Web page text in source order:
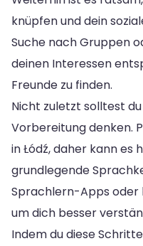
knüpfen und dein
Suche nach Gruppen
deinen Interessen
Freunde zu finden.
Nicht zuletzt solltest
Vorbereitung denken.
in Łódź, daher kann es
grundlegende
Sprachlern-Apps oder
um dich besser
Indem du diese